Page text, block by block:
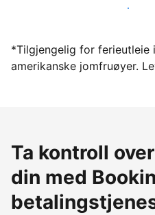
Lei ut ferieboligen din
*Tilgjengelig for ferieutleie
amerikanske jomfruøyer.
Ta kontroll
din med